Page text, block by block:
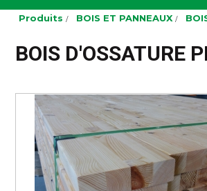
Aller
principal
Produits BOIS ET PANNEAUX
BOIS D'OSSATURE